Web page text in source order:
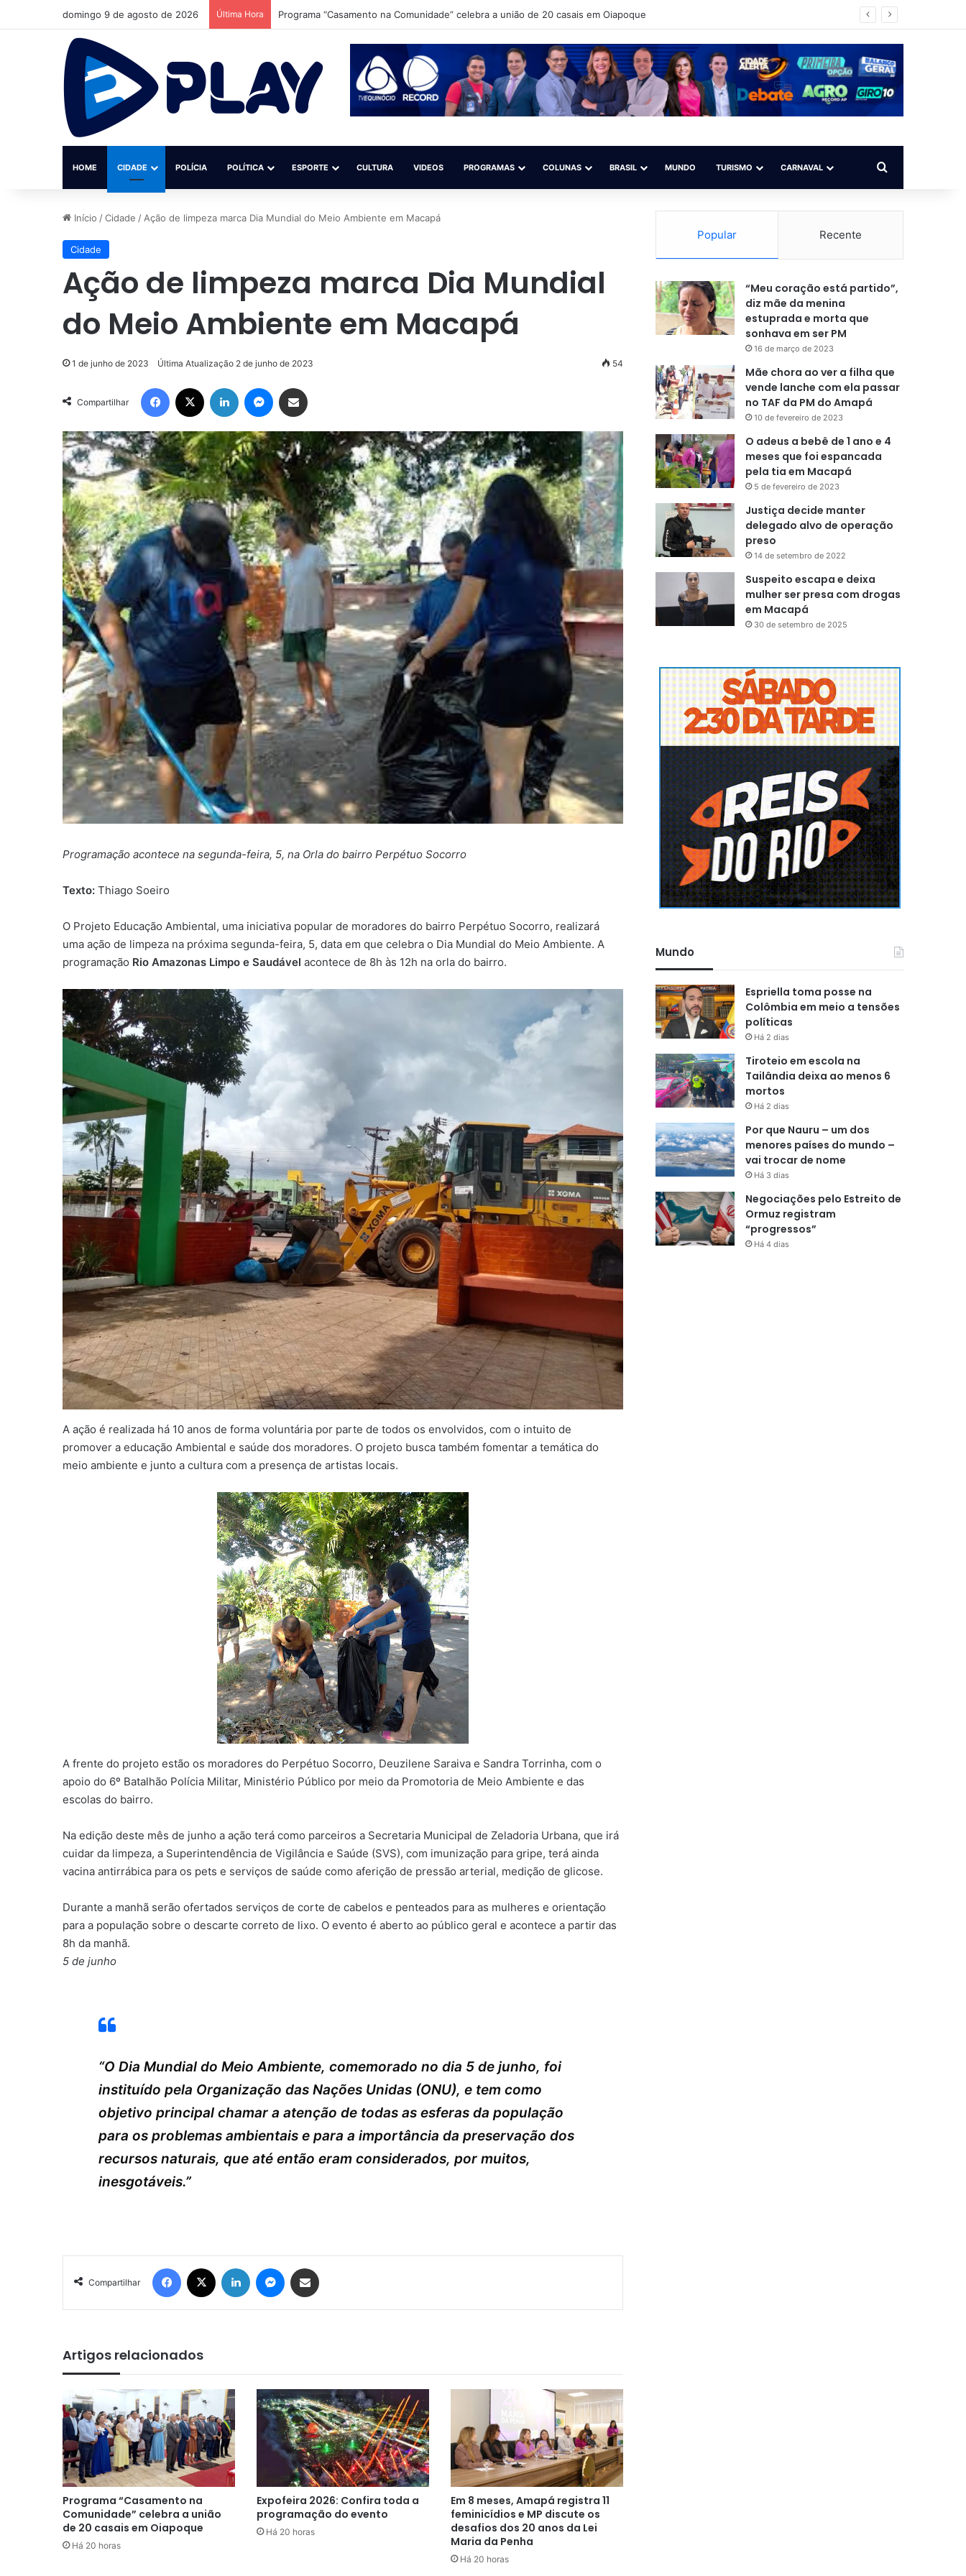
domingo 9 de agosto de 2026 Última Hora MPF reúne Ibama e ICMBio para debater o aperfeiçoamento da fiscalização do garimpo ilegal
HOME CIDADE POLÍCIA POLÍTICA ESPORTE CULTURA VIDEOS PROGRAMAS COLUNAS BRASIL MUNDO TURISMO CARNAVAL Procurar por
Início /Cidade / Ação de limpeza marca Dia Mundial do Meio Ambiente em Macapá
Cidade
Ação de limpeza marca Dia Mundial
do Meio Ambiente em Macapá
1 de junho de 2023 Última Atualização 2 de junho de 2023 54
Compartilhar
Facebook Linkedin Messenger
Programação acontece na segunda-feira, 5, na Orla do bairro Perpétuo Socorro
Texto: Thiago Soeiro
O Projeto Educação Ambiental, uma iniciativa popular de moradores do bairro Perpétuo Socorro, realizará
uma ação de limpeza na próxima segunda-feira, 5, data em que celebra o Dia Mundial do Meio Ambiente. A
programação Rio Amazonas Limpo e Saudável acontece de 8h às 12h na orla do bairro.
A ação é realizada há 10 anos de forma voluntária por parte de todos os envolvidos, com o intuito de
promover a educação Ambiental e saúde dos moradores. O projeto busca também fomentar a temática do
meio ambiente e junto a cultura com a presença de artistas locais.
A frente do projeto estão os moradores do Perpétuo Socorro, Deuzilene Saraiva e Sandra Torrinha, com o
apoio do 6º Batalhão Polícia Militar, Ministério Público por meio da Promotoria de Meio Ambiente e das
escolas do bairro.
Na edição deste mês de junho a ação terá como parceiros a Secretaria Municipal de Zeladoria Urbana, que irá
cuidar da limpeza, a Superintendência de Vigilância e Saúde (SVS), com imunização para gripe, terá ainda
vacina antirrábica para os pets e serviços de saúde como aferição de pressão arterial, medição de glicose.
Durante a manhã serão ofertados serviços de corte de cabelos e penteados para as mulheres e orientação
para a população sobre o descarte correto de lixo. O evento é aberto ao público geral e acontece a partir das
8h da manhã.
5 de junho
“O Dia Mundial do Meio Ambiente, comemorado no dia 5 de junho, foi
instituído pela Organização das Nações Unidas (ONU), e tem como
objetivo principal chamar a atenção de todas as esferas da população
para os problemas ambientais e para a importância da preservação dos
recursos naturais, que até então eram considerados, por muitos,
inesgotáveis.”
Compartilhar
Facebook Linkedin Messenger
Artigos relacionados
Programa “Casamento na
Comunidade” celebra a união
de 20 casais em Oiapoque
Há 20 horas
Expofeira 2026: Confira toda a
programação do evento
Há 20 horas
Em 8 meses, Amapá registra 11
feminicídios e MP discute os
desafios dos 20 anos da Lei
Maria da Penha
Há 20 horas
Popular Recente
“Meu coração está partido”,
diz mãe da menina
estuprada e morta que
sonhava em ser PM
16 de março de 2023
Mãe chora ao ver a filha que
vende lanche com ela passar
no TAF da PM do Amapá
10 de fevereiro de 2023
O adeus a bebê de 1 ano e 4
meses que foi espancada
pela tia em Macapá
5 de fevereiro de 2023
Justiça decide manter
delegado alvo de operação
preso
14 de setembro de 2022
Suspeito escapa e deixa
mulher ser presa com drogas
em Macapá
30 de setembro de 2025
Mundo
Espriella toma posse na
Colômbia em meio a tensões
políticas
Há 2 dias
Tiroteio em escola na
Tailândia deixa ao menos 6
mortos
Há 2 dias
Por que Nauru – um dos
menores países do mundo –
vai trocar de nome
Há 3 dias
Negociações pelo Estreito de
Ormuz registram
“progressos”
Há 4 dias